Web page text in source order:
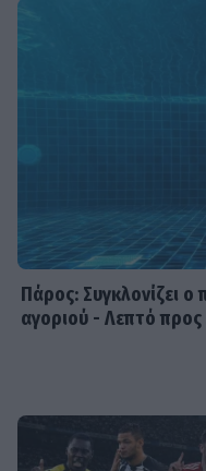
μίσος στον απόλυτο
Ντούα Λίπα: Το
για πέτρινους
γυμναστήριο
τον εαυτό μου με τη
μύτη, με όλα»
Πάρος: Συγκλονίζει
αγοριού - Λεπτό προς